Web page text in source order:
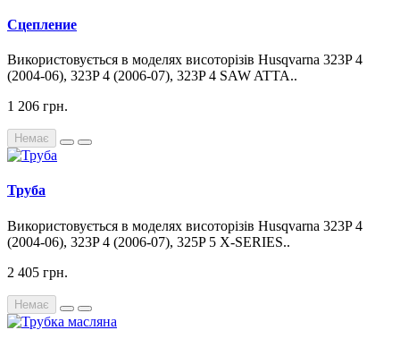
Сцепление
Використовується в моделях висоторізів Husqvarna 323P 4
(2004-06), 323P 4 (2006-07), 323P 4 SAW ATTA..
1 206 грн.
Немає
Труба
Використовується в моделях висоторізів Husqvarna 323P 4
(2004-06), 323P 4 (2006-07), 325P 5 X-SERIES..
2 405 грн.
Немає